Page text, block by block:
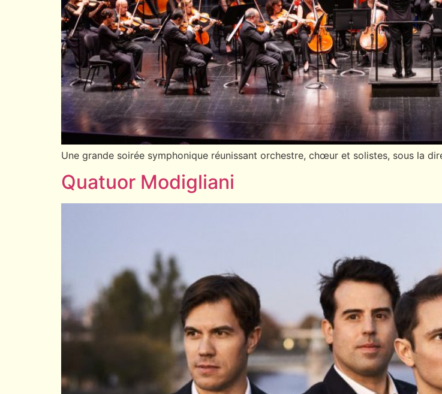
Une grande soirée symphonique réunissant orchestre, chœur et solistes, sous la
Quatuor Modigliani